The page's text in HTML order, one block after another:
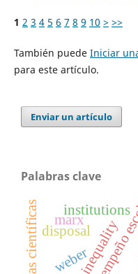
1 2 3 4 5 6 7 8 9 10 > >>
También puede Iniciar
para este artículo.
Enviar un artículo
Palabras clave
weber
institutions
disposal
marx